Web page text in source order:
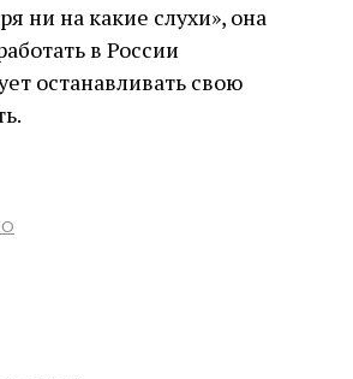
ни на какие слухи», она
в России
останавливать свою